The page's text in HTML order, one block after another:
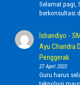
Selamat pagi,
berkonsultasi
Isbandiyo -
Ayu Chandra
Penggerak
27 April 2022
Guru harus